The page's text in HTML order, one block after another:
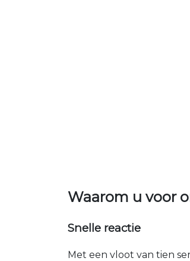
Waarom u voor
Snelle reactie
Met een vloot van tien